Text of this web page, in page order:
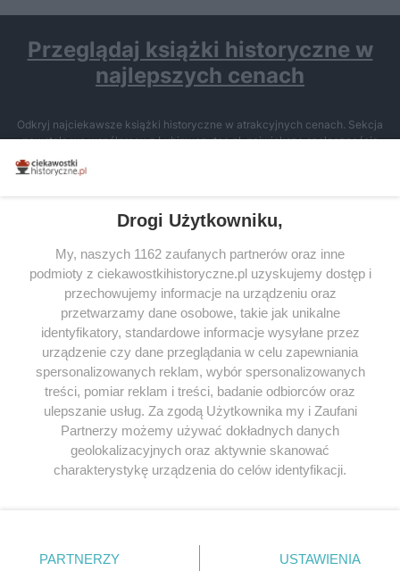
Przeglądaj książki historyczne w
najlepszych cenach
Odkryj najciekawsze książki historyczne w atrakcyjnych cenach. Sekcja
powstała we współpracy z Lubimyczytac.pl, największą społecznością
miłośników literatury w Polsce – dzięki temu możesz wybierać spośród
tytułów najwyżej ocenianych przez czytelników.
SERWIS
SPOŁECZNOŚĆ
WSPÓŁPRACA
KONTAKT
ODWIEDŹ RÓWNIEŻ:
Drogi Użytkowniku,
My, naszych 1162 zaufanych partnerów oraz inne
podmioty z ciekawostkihistoryczne.pl uzyskujemy dostęp i
przechowujemy informacje na urządzeniu oraz
przetwarzamy dane osobowe, takie jak unikalne
identyfikatory, standardowe informacje wysyłane przez
urządzenie czy dane przeglądania w celu zapewniania
spersonalizowanych reklam, wybór spersonalizowanych
treści, pomiar reklam i treści, badanie odbiorców oraz
ulepszanie usług. Za zgodą Użytkownika my i Zaufani
Partnerzy możemy używać dokładnych danych
geolokalizacyjnych oraz aktywnie skanować
charakterystykę urządzenia do celów identyfikacji.
zmienić/wycofać klikając przycisk ustawień prywatności
znajdujący się w lewym dolnym rogu strony
. Niektóre
PARTNERZY USTAWIENIA